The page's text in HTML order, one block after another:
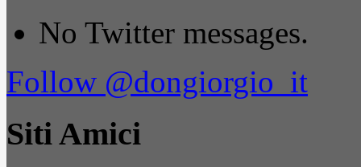
No Twitter messages.
Follow @dongiorgio_it
Siti Amici